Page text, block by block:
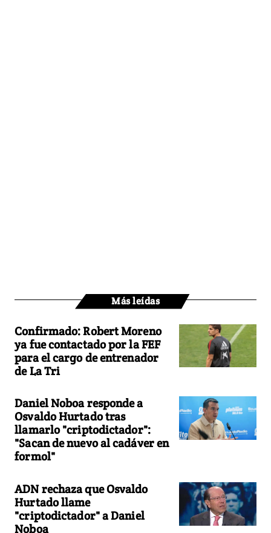
Más leídas
Confirmado: Robert Moreno
ya fue contactado por la FEF
para el cargo de entrenador
de La Tri
Daniel Noboa responde a
Osvaldo Hurtado tras
llamarlo "criptodictador":
"Sacan de nuevo al cadáver en
formol"
ADN rechaza que Osvaldo
Hurtado llame
"criptodictador" a Daniel
Noboa